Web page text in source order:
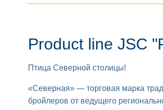
Product line JSC
Птица Северной столицы!
«Северная» — торговая марка
бройлеров от ведущего